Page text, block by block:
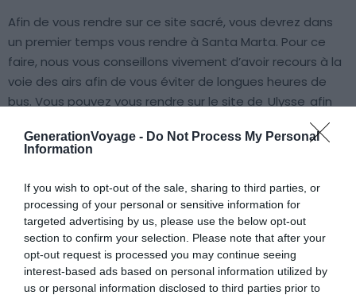
GenerationVoyage - Do Not Process My Personal
Information
If you wish to opt-out of the sale, sharing to third parties, or
processing of your personal or sensitive information for
targeted advertising by us, please use the below opt-out
section to confirm your selection. Please note that after your
opt-out request is processed you may continue seeing
interest-based ads based on personal information utilized by
us or personal information disclosed to third parties prior to
Afin de vous rendre sur ce site sacré, vous devrez dans
un premier temps vous rendre à Santa Marta. Pour ce
faire, nous vous conseillons vivement d’avoir recours à la
voie des airs afin de vous éviter de longues heures de
bus. Vous pouvez vous rendre sur le site de Ulysse afin
organisme pour organiser votre visite. Seulement cinq
d’entres eux sontofficiellement habilitéesà organiser les
visites de la Cité Perdue. Nous vous conseillons donc de
vous rapprocher de celles-ci afin d’éviter les
intermédiaires et par conséquent, les coûts
supplémentaires.